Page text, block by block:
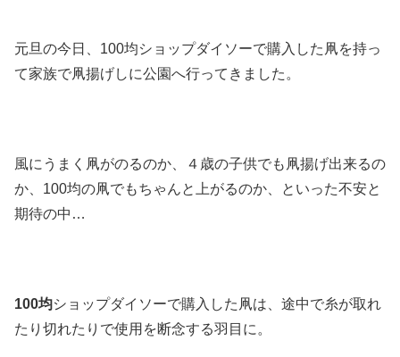
元旦の今日、100均ショップダイソーで購入した凧を持っ
て家族で凧揚げしに公園へ行ってきました。
風にうまく凧がのるのか、４歳の子供でも凧揚げ出来るの
か、100均の凧でもちゃんと上がるのか、といった不安と
期待の中…
100均ショップダイソーで購入した凧は、途中で糸が取れ
たり切れたりで使用を断念する羽目に。